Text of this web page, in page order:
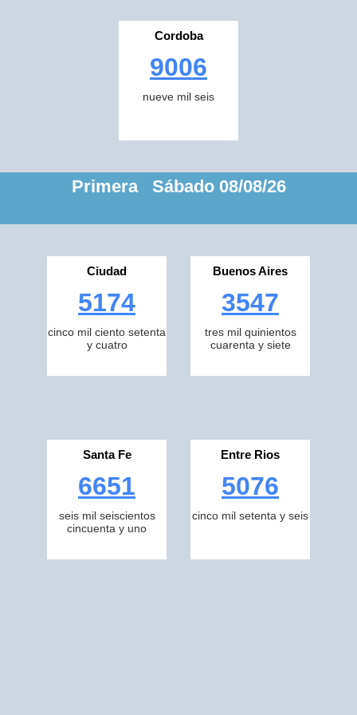
Cordoba
9006
nueve mil seis
Primera Sábado 08/08/26
Ciudad
5174
cinco mil ciento setenta
y cuatro
Buenos Aires
3547
tres mil quinientos
cuarenta y siete
Santa Fe
6651
seis mil seiscientos
cincuenta y uno
Entre Rios
5076
cinco mil setenta y seis